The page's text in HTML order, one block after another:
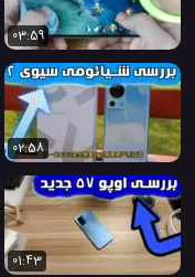
03:59
02:58
01:43